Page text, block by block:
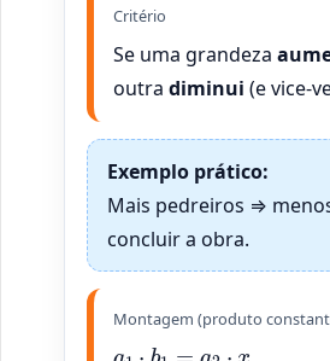
Critério
Se uma grandeza
outra diminui (e vice-
Exemplo prático:
Mais pedreiros ⇒
concluir a obra.
Montagem (produto
b1 2